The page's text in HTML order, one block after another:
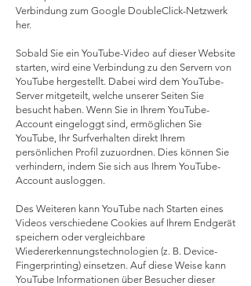
Verbindung zum Google DoubleClick-Netzwerk
her.
Sobald Sie ein YouTube-Video auf dieser Website
starten, wird eine Verbindung zu den Servern von
YouTube hergestellt. Dabei wird dem YouTube-
Server mitgeteilt, welche unserer Seiten Sie
besucht haben. Wenn Sie in Ihrem YouTube-
Account eingeloggt sind, ermöglichen Sie
YouTube, Ihr Surfverhalten direkt Ihrem
persönlichen Profil zuzuordnen. Dies können Sie
verhindern, indem Sie sich aus Ihrem YouTube-
Account ausloggen.
Des Weiteren kann YouTube nach Starten eines
Videos verschiedene Cookies auf Ihrem Endgerät
speichern oder vergleichbare
Wiedererkennungstechnologien (z. B. Device-
Fingerprinting) einsetzen. Auf diese Weise kann
YouTube Informationen über Besucher dieser